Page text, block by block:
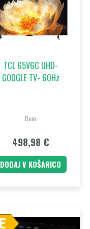
TCL 65V6C UHD-
GOOGLE TV- 60Hz
Dom
498,98 €
DODAJ V KOŠARICO